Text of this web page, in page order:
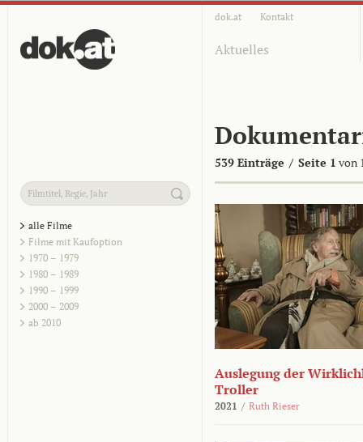
dok.at Kontakt
Aktuelles
539 Einträge / Seite 1 von
alle Filme
Filme mit Kaufoption
1970 – 1979
1980 – 1989
1990 – 1999
2000 – 2009
ab 2010
Auslegung der
Troller
2021 / Ruth Rieser